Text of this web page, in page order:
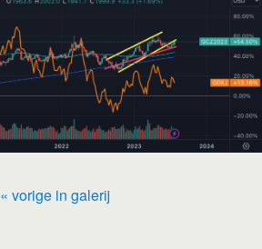
« vorige in galerij